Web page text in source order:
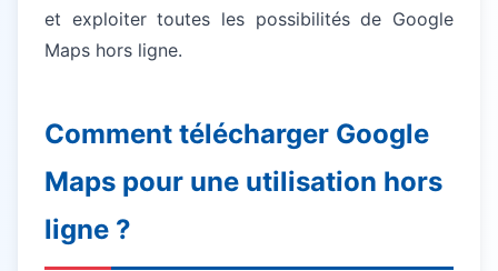
et exploiter toutes les possibilités de Google
Maps hors ligne.
Comment télécharger Google
Maps pour une utilisation hors
ligne ?